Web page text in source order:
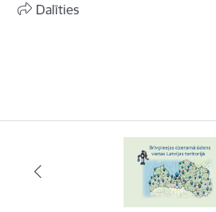
Dalīties